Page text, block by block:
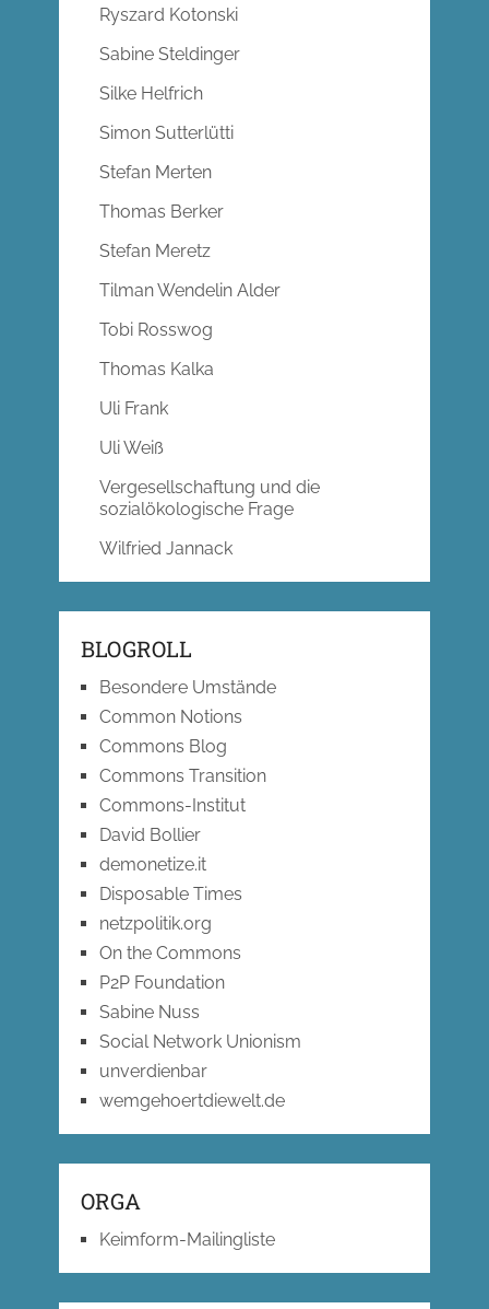
Ryszard Kotonski
Sabine Steldinger
Silke Helfrich
Simon Sutterlütti
Stefan Merten
Thomas Berker
Stefan Meretz
Tilman Wendelin Alder
Tobi Rosswog
Thomas Kalka
Uli Frank
Uli Weiß
Vergesellschaftung und die
sozialökologische Frage
Wilfried Jannack
BLOGROLL
Besondere Umstände
Common Notions
Commons Blog
Commons Transition
Commons-Institut
David Bollier
demonetize.it
Disposable Times
netzpolitik.org
On the Commons
P2P Foundation
Sabine Nuss
Social Network Unionism
unverdienbar
wemgehoertdiewelt.de
ORGA
Keimform-Mailingliste